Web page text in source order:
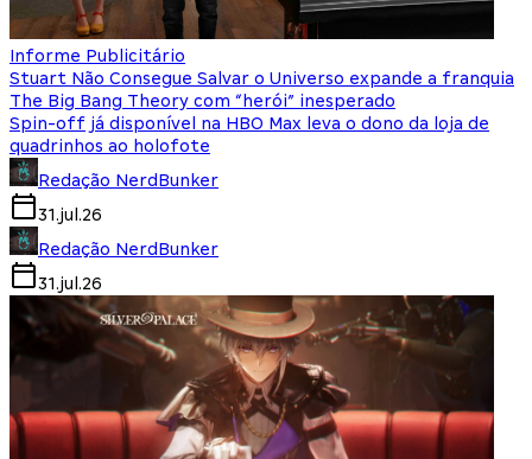
Informe Publicitário
Stuart Não Consegue Salvar o Universo expande a franquia
The Big Bang Theory com “herói” inesperado
Spin-off já disponível na HBO Max leva o dono da loja de
quadrinhos ao holofote
Redação NerdBunker
31.jul.26
Redação NerdBunker
31.jul.26